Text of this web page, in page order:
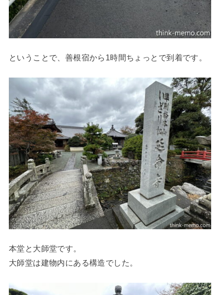
ということで、善根宿から1時間ちょっとで到着です。
本堂と大師堂です。
大師堂は建物内にある構造でした。